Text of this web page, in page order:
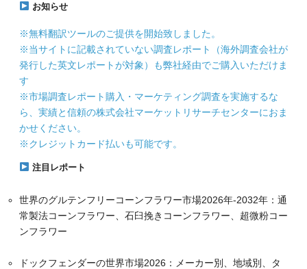
お知らせ
※無料翻訳ツールのご提供を開始致しました。
※当サイトに記載されていない調査レポート（海外調査会社が
発行した英文レポートが対象）も弊社経由でご購入いただけま
す
※市場調査レポート購入・マーケティング調査を実施するな
ら、実績と信頼の株式会社マーケットリサーチセンターにおま
かせください。
※クレジットカード払いも可能です。
注目レポート
世界のグルテンフリーコーンフラワー市場2026年-2032年：通
常製法コーンフラワー、石臼挽きコーンフラワー、超微粉コー
ンフラワー
ドックフェンダーの世界市場2026：メーカー別、地域別、タ